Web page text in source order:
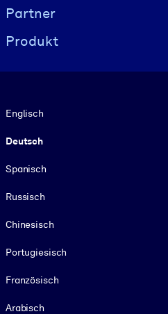
Partner
Produkt
Englisch
Deutsch
Spanisch
Russisch
Chinesisch
Portugiesisch
Französisch
Arabisch